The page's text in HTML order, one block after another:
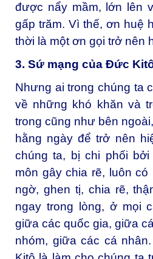
được nẩy mầm, lớn lên
gấp trăm. Vì thế, ơn huệ
thời là một ơn gọi trở nên
3. Sứ mạng của Đức
Nhưng ai trong chúng ta
về những khó khăn và
trong cũng như bên
hằng ngày để trở nên
chúng ta, bị chi phối
môn gây chia rẽ, luôn
ngờ, ghen tị, chia rẽ,
ngay trong lòng, ở mọi
giữa các quốc gia, giữa
nhóm, giữa các cá